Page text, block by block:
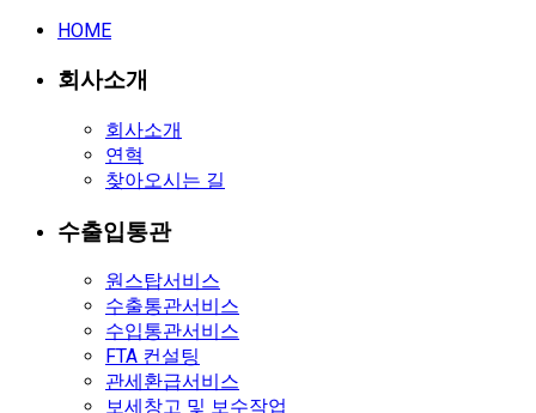
HOME
회사소개
회사소개
연혁
찾아오시는 길
수출입통관
원스탑서비스
수출통관서비스
수입통관서비스
FTA 컨설팅
관세환급서비스
보세창고 및 보수작업